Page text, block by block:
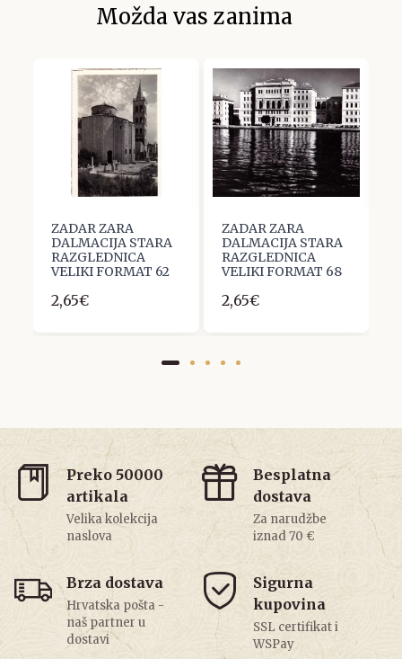
Možda vas zanima
ZADAR ZARA
DALMACIJA STARA
RAZGLEDNICA
VELIKI FORMAT 62
2,65€
ZADAR ZARA
DALMACIJA STARA
RAZGLEDNICA
VELIKI FORMAT 68
2,65€
Preko 50000
artikala
Velika kolekcija
naslova
Besplatna
dostava
Za narudžbe
iznad 70 €
Brza dostava
Hrvatska pošta -
naš partner u
dostavi
Sigurna
kupovina
SSL certifikat i
WSPay